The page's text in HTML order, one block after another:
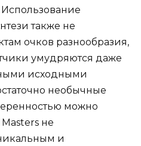
также не
очков разнообразия,
умудряются даже
исходными
необычные
можно
не
и